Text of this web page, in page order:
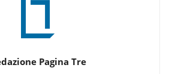
Pagina Tre